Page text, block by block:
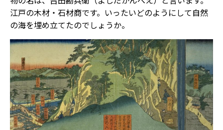
江戸の木材・石材商です。いったいどのようにして自然
の海を埋め立てたのでしょうか。